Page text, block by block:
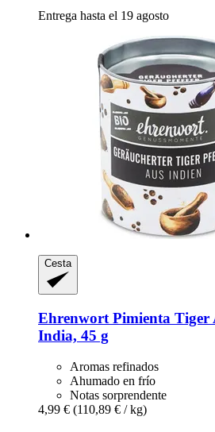
Entrega hasta el 19 agosto
Cesta
EhrenwortPimienta Tiger
India, 45 g
Aromas refinados
Ahumado en frío
Notas sorprendente
4,99 € (110,89 € / kg)